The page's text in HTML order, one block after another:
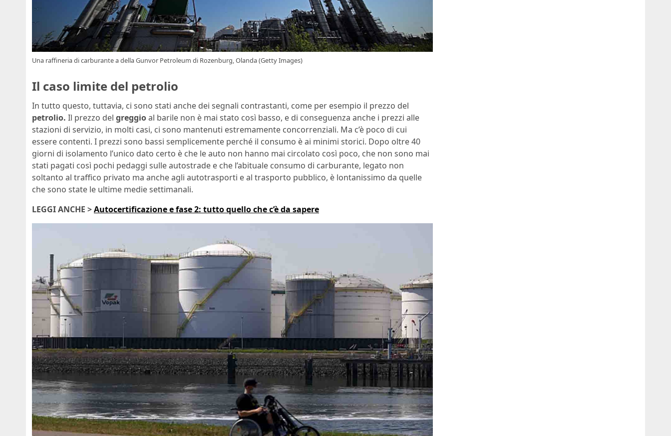
Una raffineria di carburante a della Gunvor Petroleum di Rozenburg, Olanda (Getty Images)
Il caso limite del petrolio
In tutto questo, tuttavia, ci sono stati anche dei segnali contrastanti, come per esempio il prezzo del
petrolio. Il prezzo del greggioal barile non è mai stato così basso, e di conseguenza anche i prezzi alle
stazioni di servizio, in molti casi, ci sono mantenuti estremamente concorrenziali. Ma c’è poco di cui
essere contenti. I prezzi sono bassi semplicemente perché il consumo è ai minimi storici. Dopo oltre 40
giorni di isolamento l’unico dato certo è che le auto non hanno mai circolato così poco, che non sono mai
stati pagati così pochi pedaggi sulle autostrade e che l’abituale consumo di carburante, legato non
soltanto al traffico privato ma anche agli autotrasporti e al trasporto pubblico, è lontanissimo da quelle
che sono state le ultime medie settimanali.
LEGGI ANCHE >Autocertificazione e fase 2: tutto quello che c’è da sapere